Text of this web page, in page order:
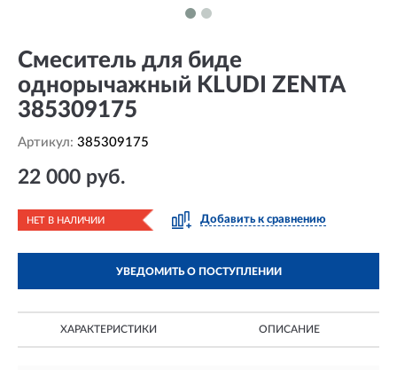
Смеситель для биде
однорычажный KLUDI ZENTA
385309175
Артикул: 385309175
22 000 руб.
НЕТ В НАЛИЧИИ Добавить к сравнению
УВЕДОМИТЬ О ПОСТУПЛЕНИИ
ХАРАКТЕРИСТИКИ ОПИСАНИЕ